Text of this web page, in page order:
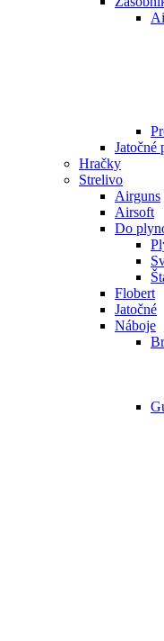
Jatočné
Hračky
Strelivo
Airguns
Airsoft
Do
Flobert
Jatočné
Náboje